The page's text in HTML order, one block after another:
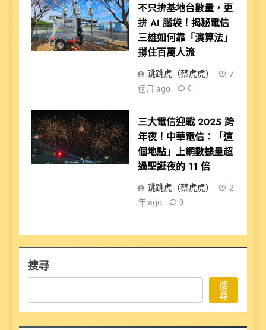
不只拚基地台數量，更
拚 AI 腦袋！揭秘電信
三雄如何靠「演算法」
撐住百萬人流
跳跳虎（蔡虎虎）
7
個月 ago
0
三大電信迎戰 2025 跨
年夜！中華電信：「這
個地點」上網數據量超
過聖誕夜的 11 倍
跳跳虎（蔡虎虎）
2
年 ago
0
搜尋
搜
尋